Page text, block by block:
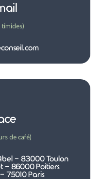
timides)
de café)
- 83000 Toulon
- 86000 Poitiers
75010 Paris